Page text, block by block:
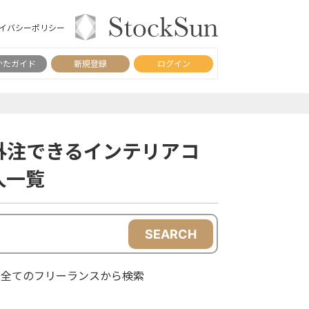
バシーポリシー
たガイド 新規登録 ログイン
できるインテリアコ
一覧
SEARCH
全てのフリーランスから検索